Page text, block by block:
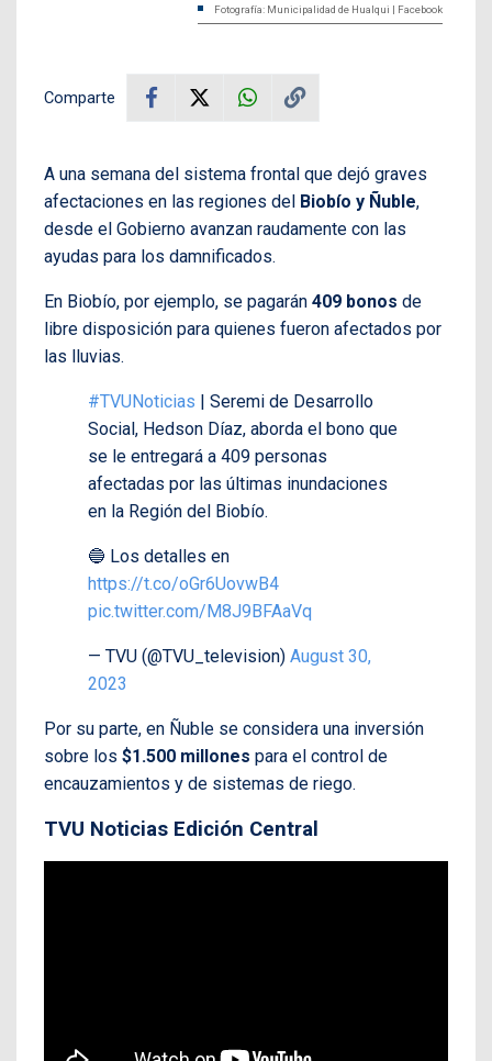
Fotografía: Municipalidad de Hualqui | Facebook
Comparte
A una semana del sistema frontal que dejó graves
afectaciones en las regiones del Biobío y Ñuble,
desde el Gobierno avanzan raudamente con las
ayudas para los damnificados.
En Biobío, por ejemplo, se pagarán 409 bonos de
libre disposición para quienes fueron afectados por
las lluvias.
#TVUNoticias | Seremi de Desarrollo
Social, Hedson Díaz, aborda el bono que
se le entregará a 409 personas
afectadas por las últimas inundaciones
en la Región del Biobío.
🔵 Los detalles en
https://t.co/oGr6UovwB4
pic.twitter.com/M8J9BFAaVq
— TVU (@TVU_television) August 30,
2023
Por su parte, en Ñuble se considera una inversión
sobre los $1.500 millones para el control de
encauzamientos y de sistemas de riego.
TVU Noticias Edición Central